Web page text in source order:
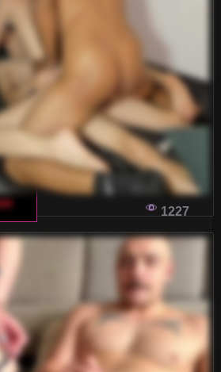
PODCZAS
DLA DOROSŁYCH
atmosfery jest
włoskiego czatu dla
jak stworzyć magiczne chwile,
widzów.
DLA DOROSŁYCH: JAK
BŁĘDÓW
platformach dla dorosłych,
na różne pułapki
artykule przyjrzymy się
i podpowiemy, jak ich
z czatów było
1227